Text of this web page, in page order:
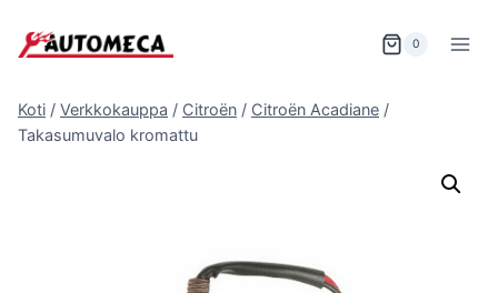
sisältöön
0
Koti / Verkkokauppa / Citroën / Citroën Acadiane /
Takasumuvalo kromattu